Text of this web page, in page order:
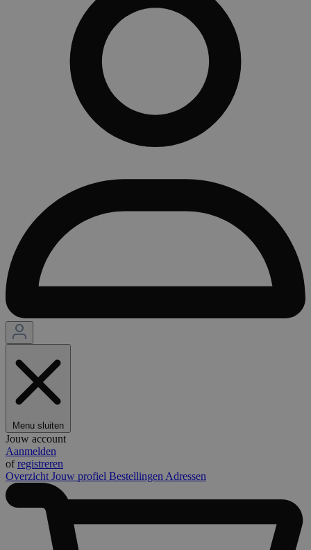
Menu sluiten
Jouw account
Aanmelden
ofregistreren
Overzicht Jouw profiel Bestellingen Adressen